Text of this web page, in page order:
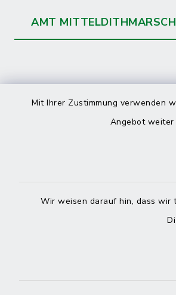
Mit Ihrer Zustimmung verwenden
Angebot
Wir weisen darauf hin, dass wir
AMT
Kontakt
04832 6065-215